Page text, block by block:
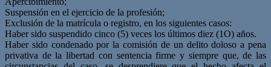
Suspensión en el ejercicio de la profesión;
Exclusión de la matrícula o registro, en los siguientes casos:
Haber sido suspendido cinco (5) veces los últimos diez (1O) años.
Haber sido condenado por la comisión de un delito doloso a pena
privativa de la libertad con sentencia firme y siempre que, de las